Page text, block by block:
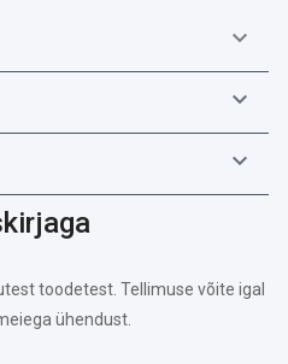



toodetest. Tellimuse võite igal
ühendust.